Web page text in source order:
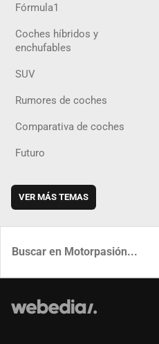
Fórmula1
Coches híbridos y
enchufables
SUV
Rumores de coches
Comparativa de coches
Futuro
VER MÁS TEMAS